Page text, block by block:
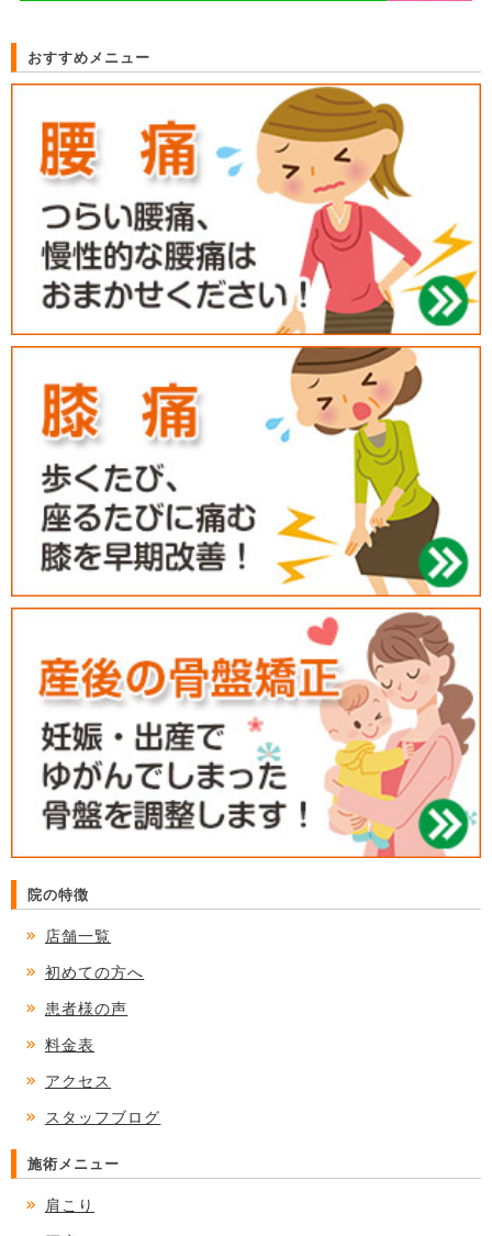
おすすめメニュー
院の特徴
店舗一覧
初めての方へ
患者様の声
料金表
アクセス
スタッフブログ
施術メニュー
肩こり